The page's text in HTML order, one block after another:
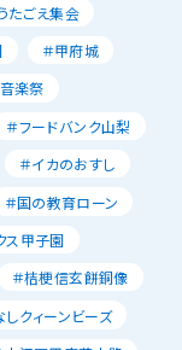
たごえ集会
＃甲府城
楽祭
＃フードバンク山梨
＃イカのおすし
＃国の教育ローン
ス甲子園
＃桔梗信玄餅銅像
しクィーンビーズ